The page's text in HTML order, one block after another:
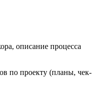
описание процесса
по проекту (планы, чек-